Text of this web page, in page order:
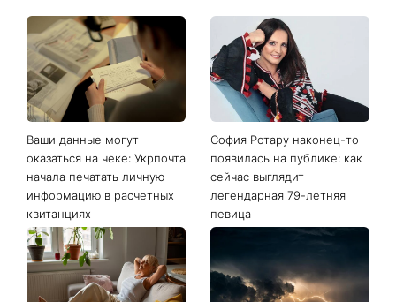
Ваши данные могут
оказаться на чеке: Укрпочта
начала печатать личную
информацию в расчетных
квитанциях
София Ротару наконец-то
появилась на публике: как
сейчас выглядит
легендарная 79-летняя
певица